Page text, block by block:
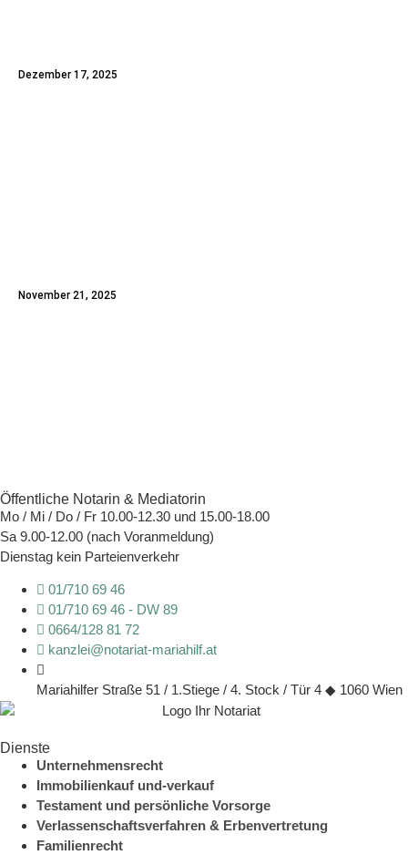
Dezember 17, 2025
November 21, 2025
Öffentliche Notarin & Mediatorin
Mo / Mi / Do / Fr 10.00-12.30 und 15.00-18.00
Sa 9.00-12.00 (nach Voranmeldung)
Dienstag kein Parteienverkehr
01/710 69 46
01/710 69 46 - DW 89
0664/128 81 72
kanzlei@notariat-mariahilf.at
Mariahilfer Straße 51 / 1.Stiege / 4. Stock / Tür 4 ◆ 1060 Wien
Dienste
Unternehmensrecht
Immobilienkauf und-verkauf
Testament und persönliche Vorsorge
Verlassenschaftsverfahren & Erbenvertretung
Familienrecht